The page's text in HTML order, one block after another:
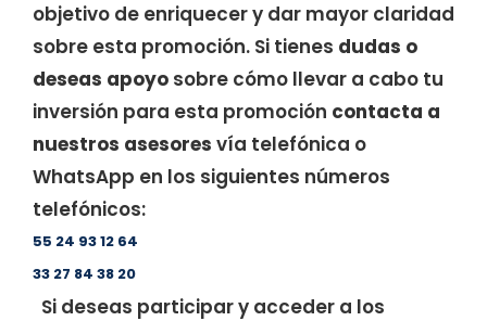
objetivo de enriquecer y dar mayor claridad
sobre esta promoción. Si tienes dudas o
deseas apoyo sobre cómo llevar a cabo tu
inversión para esta promoción contacta a
nuestros asesores vía telefónica o
WhatsApp en los siguientes números
telefónicos:
55 24 93 12 64
33 27 84 38 20
Si deseas participar y acceder a los